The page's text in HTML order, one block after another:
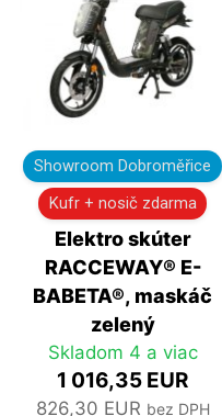
Showroom Dobroměřice
Kufr + nosič zdarma
Elektro skúter
RACCEWAY® E-
BABETA®, maskáč
zelený
Skladom 4 a viac
1 016,35 EUR
826,30 EUR bez DPH